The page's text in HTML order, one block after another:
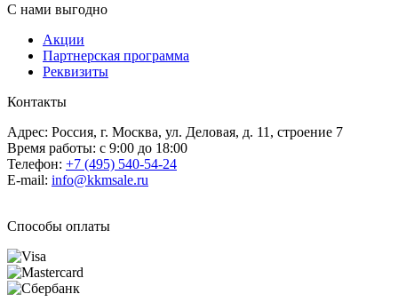
С нами выгодно
Акции
Партнерская программа
Реквизиты
Контакты
Адрес: Россия, г. Москва, ул. Деловая, д. 11, строение 7
Время работы: с 9:00 до 18:00
Телефон: +7 (495) 540-54-24
E-mail: info@kkmsale.ru
Способы оплаты